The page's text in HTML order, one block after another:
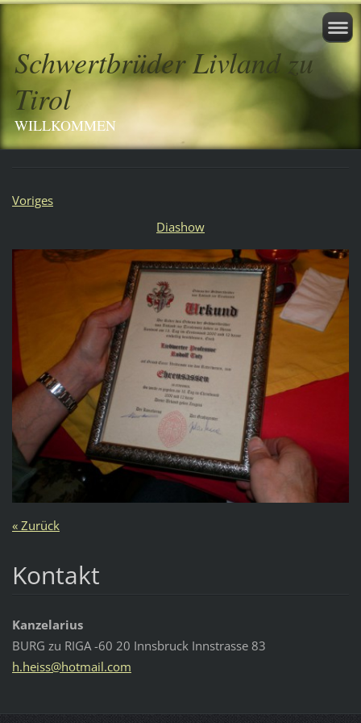
Schwertbrüder Livland zu
Tirol
WILLKOMMEN
Voriges
Diashow
« Zurück
Kontakt
Kanzelarius
BURG zu RIGA -60 20 Innsbruck Innstrasse 83
h.heiss@hotmail.com